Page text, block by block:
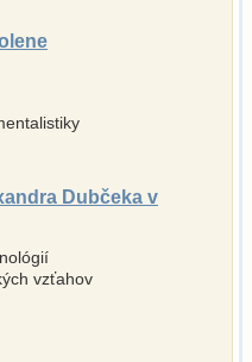
Dubčeka v
vzťahov